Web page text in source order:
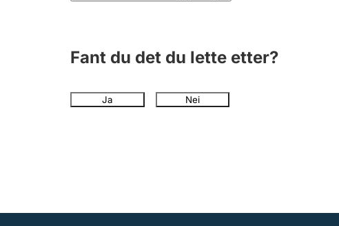
Fant du det du lette etter?
Ja Nei